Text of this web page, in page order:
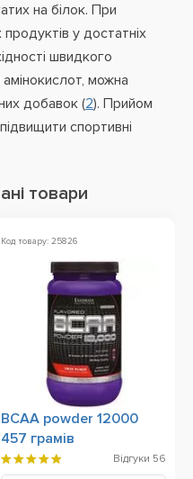
на білок. При
у достатніх
швидкого
амінокислот, можна
добавок (2). Прийом
спортивні
товари
Код товару: 25826
BCAA powder 12000
457 грамів
Відгуки 56